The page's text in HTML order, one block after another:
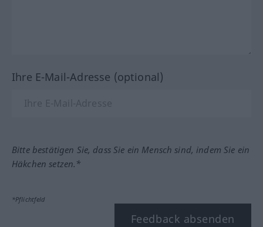
Ihre E-Mail-Adresse (optional)
Bitte bestätigen Sie, dass Sie ein Mensch sind, indem Sie ein
Häkchen setzen.*
*Pflichtfeld
Feedback absenden